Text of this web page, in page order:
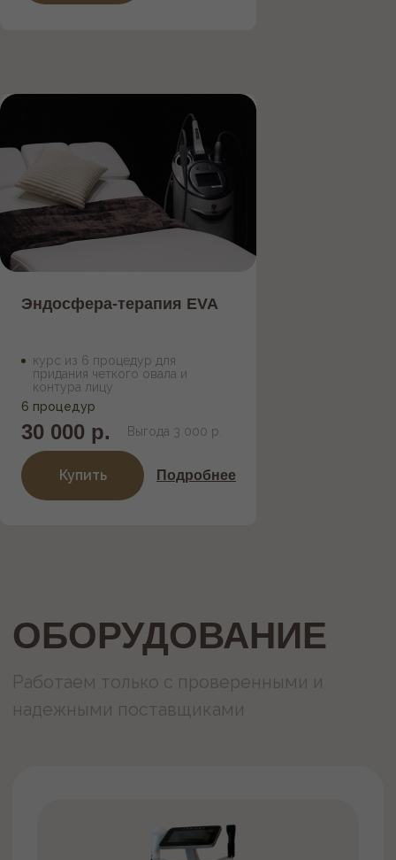
Подробнее
30 000 р.
Эндосфера-терапия EVA
курс из 6 процедур для
придания четкого овала и
контура лицу
Выгода 3 000 р.
6 процедур
Купить
стоимость одной процедуры 5 500 р.
которое поможет вам
Как пройти
Как проехать
Услуги и цены
Акции
Оборудование